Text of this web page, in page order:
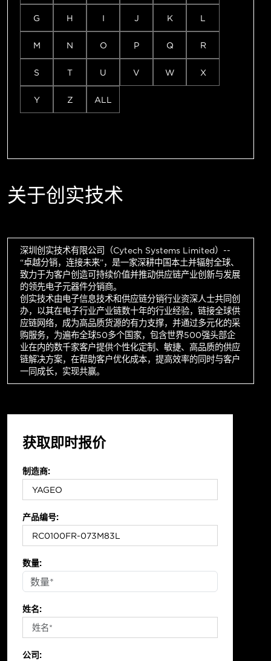
G H I J K L
M N O P Q R
S T U V W X
Y Z ALL
关于创实技术
深圳创实技术有限公司（Cytech Systems Limited）--
“卓越分销，连接未来”，是一家深耕中国本土并辐射全球、
致力于为客户创造可持续价值并推动供应链产业创新与发展
的领先电子元器件分销商。
创实技术由电子信息技术和供应链分销行业资深人士共同创
办，以其在电子行业产业链数十年的行业经验，链接全球供
应链网络，成为高品质货源的有力支撑，并通过多元化的采
购服务，为遍布全球50多个国家，包含世界500强头部企
业在内的数千家客户提供个性化定制、敏捷、高品质的供应
链解决方案，在帮助客户优化成本，提高效率的同时与客户
一同成长，实现共赢。
获取即时报价
制造商:
产品编号:
数量:
姓名:
公司: